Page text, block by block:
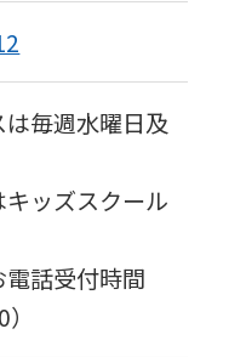
毎週水曜日及
ッズスクール
電話受付時間